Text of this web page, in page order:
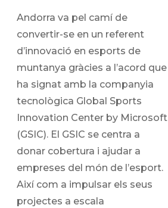
Andorra va pel camí de
convertir-se en un referent
d’innovació en esports de
muntanya gràcies a l’acord que
ha signat amb la companyia
tecnològica Global Sports
Innovation Center by Microsoft
(GSIC). El GSIC se centra a
donar cobertura i ajudar a
empreses del món de l’esport.
Així com a impulsar els seus
projectes a escala